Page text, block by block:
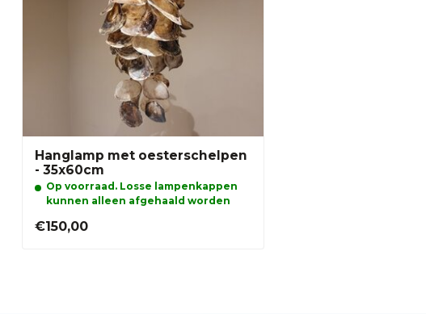
Hanglamp met oesterschelpen
- 35x60cm
Op voorraad. Losse lampenkappen
kunnen alleen afgehaald worden
€150,00